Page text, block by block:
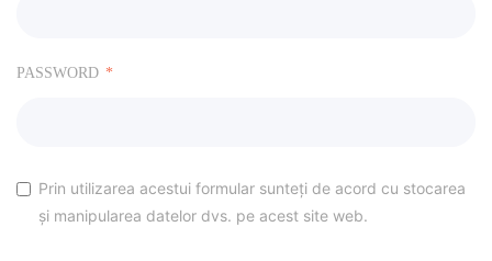
PASSWORD
Prin utilizarea acestui formular sunteți de acord cu stocarea
și manipularea datelor dvs. pe acest site web.